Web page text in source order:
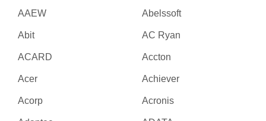
AAEW Abelssoft
Abit AC Ryan
ACARD Accton
Acer Achiever
Acorp Acronis